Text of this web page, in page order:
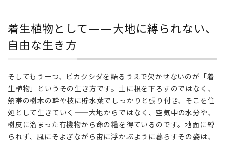
な生
着生植物として——大地に縛られない、
自由な生き方
そしてもう一つ、ビカクシダを語るうえで欠かせないのが「着
生植物」というその生き方です。土に根を下ろすのではなく、
熱帯の樹木の幹や枝に貯水葉でしっかりと張り付き、そこを住
処として生きていく——大地からではなく、空気中の水分や、
樹皮に溜まった有機物から命の糧を得ているのです。地面に縛
られず、風にそよぎながら宙に浮かぶように暮らすその姿は、